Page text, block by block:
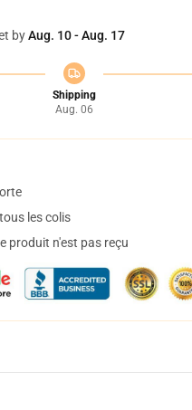
byAug. 10 - Aug. 17
Shipping
Aug. 06
les colis
produit n'est pas reçu